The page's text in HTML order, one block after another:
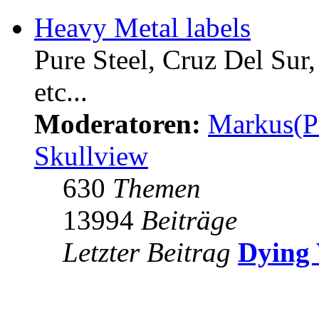
Heavy Metal labels
Pure Steel, Cruz Del
etc...
Moderatoren:
Skullview
630 Themen
13994 Beiträge
Letzter Beitrag Dying